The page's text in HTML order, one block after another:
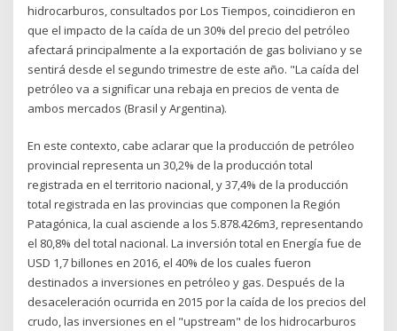
hidrocarburos, consultados por Los Tiempos, coincidieron en
que el impacto de la caída de un 30% del precio del petróleo
afectará principalmente a la exportación de gas boliviano y se
sentirá desde el segundo trimestre de este año. "La caída del
petróleo va a significar una rebaja en precios de venta de
ambos mercados (Brasil y Argentina).
En este contexto, cabe aclarar que la producción de petróleo
provincial representa un 30,2% de la producción total
registrada en el territorio nacional, y 37,4% de la producción
total registrada en las provincias que componen la Región
Patagónica, la cual asciende a los 5.878.426m3, representando
el 80,8% del total nacional. La inversión total en Energía fue de
USD 1,7 billones en 2016, el 40% de los cuales fueron
destinados a inversiones en petróleo y gas. Después de la
desaceleración ocurrida en 2015 por la caída de los precios del
crudo, las inversiones en el "upstream" de los hidrocarburos